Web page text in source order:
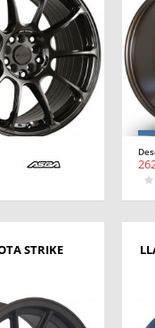
STRIKE